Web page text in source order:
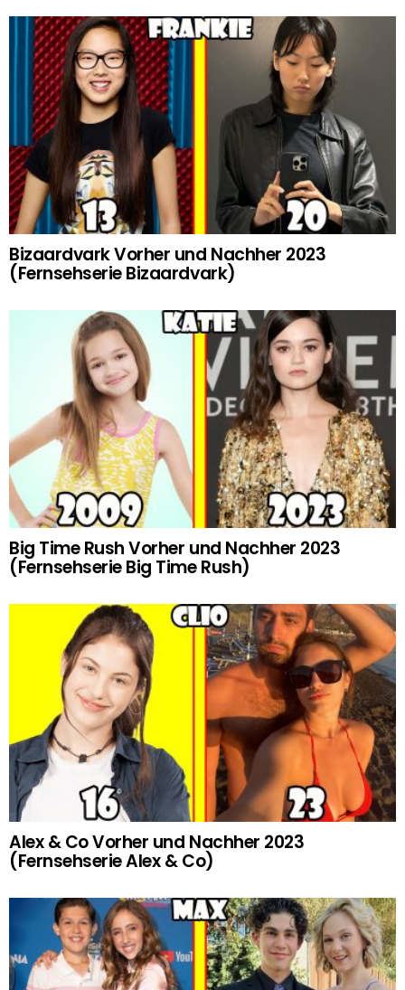
Bizaardvark Vorher und Nachher 2023
(Fernsehserie Bizaardvark)
Big Time Rush Vorher und Nachher 2023
(Fernsehserie Big Time Rush)
Alex & Co Vorher und Nachher 2023
(Fernsehserie Alex & Co)